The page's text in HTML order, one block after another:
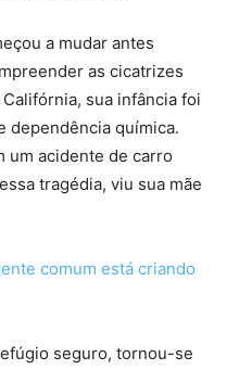
a mudar antes
as cicatrizes
sua infância foi
dependência química.
um acidente de carro
tragédia, viu sua mãe
comum está criando
seguro, tornou-se